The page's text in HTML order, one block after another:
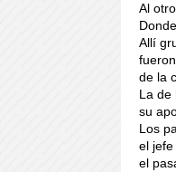
Al
Allí
de la
La de
su
Los
el
el